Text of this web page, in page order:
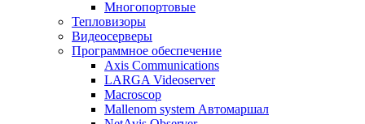
Многопортовые
Тепловизоры
Видеосерверы
Программное обеспечение
Axis Communications
LARGA Videoserver
Macroscop
Mallenom system Автомаршал